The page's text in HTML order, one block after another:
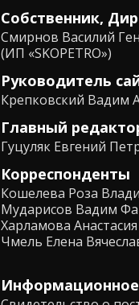
Собственник,
Смирнов Василий
(ИП «SKOPETRO»)
Руководитель
Крепковский Вадим
Главный
Гуцуляк Евгений
Корреспонденты
Кошелева Роза
Мударисов Вадим
Харламова
Чмель Елена
Информационное